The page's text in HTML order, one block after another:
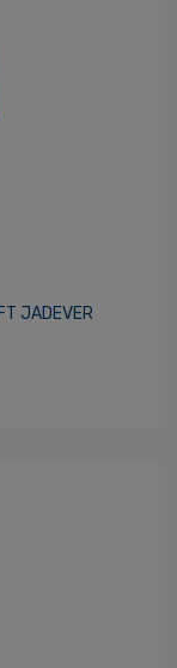
JADEVER